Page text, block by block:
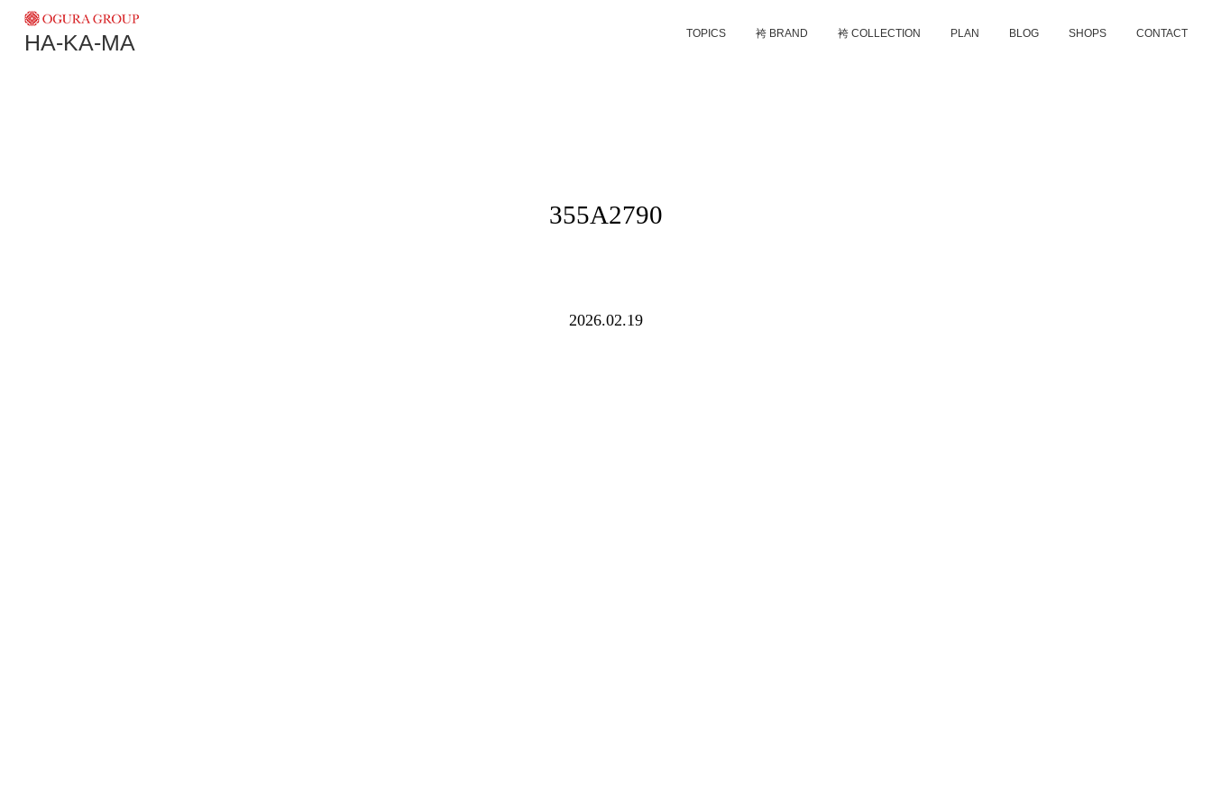
HA-KA-MA TOPICS 袴 BRAND 袴 COLLECTION PLAN BLOG SHOPS CONTACT
355A2790
2026.02.19